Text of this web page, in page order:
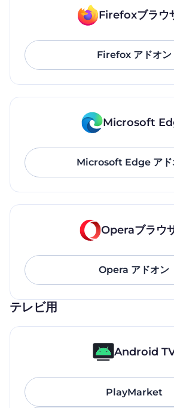
Firefoxブラウ
Firefox アドオン
Microsoft
Microsoft Edge アド
Operaブラウ
Opera アドオン
テレビ用
Android
PlayMarket